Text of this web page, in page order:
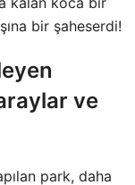
bir şaheserdi!
ve
park, daha